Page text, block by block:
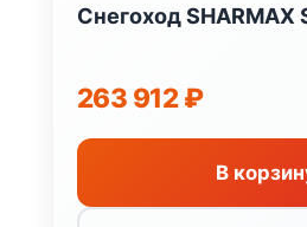
Снегоход SHARMAX
263 912₽
В